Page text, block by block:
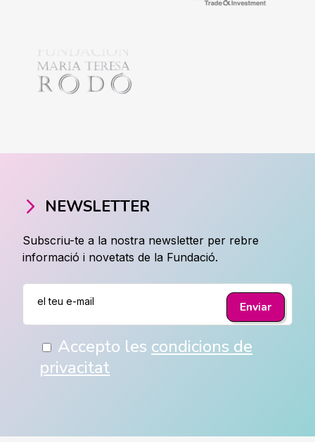
NEWSLETTER
Subscriu-te a la nostra newsletter per rebre
informació i novetats de la Fundació.
Accepto les condicions de
privacitat